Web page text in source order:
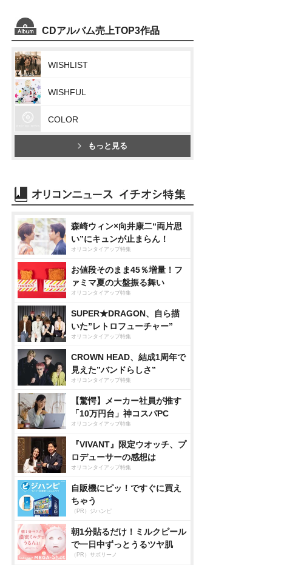
CDアルバム売上TOP3作品
WISHLIST
WISHFUL
COLOR
もっと見る
森崎ウィン×向井康二“両片思
い”にキュンが止まらん！
オリコンタイアップ特集
お値段そのまま45％増量！フ
ァミマ夏の大盤振る舞い
オリコンタイアップ特集
SUPER★DRAGON、自ら描
いた”レトロフューチャー”
オリコンタイアップ特集
CROWN HEAD、結成1周年で
見えた”バンドらしさ”
オリコンタイアップ特集
【驚愕】メーカー社員が推す
「10万円台」神コスパPC
オリコンタイアップ特集
『VIVANT』限定ウオッチ、プ
ロデューサーの感想は
オリコンタイアップ特集
自販機にピッ！ですぐに買え
ちゃう
（PR）ジハンピ
朝1分貼るだけ！ミルクピール
で一日中ずっとうるツヤ肌
（PR）サボリーノ